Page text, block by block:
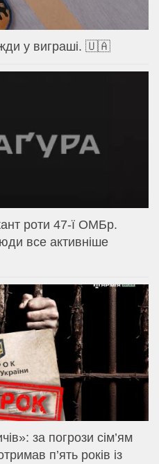
у виграші. 🇺🇦
роти 47-ї ОМБр.
все активніше
за погрози сім’ям
п’ять років із